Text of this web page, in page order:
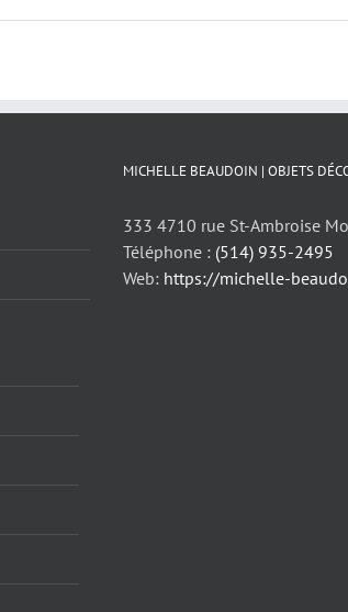
MICHELLE BEAUDOIN | OBJETS
333 4710 rue St-Ambroise
Téléphone : (514) 935-2495
Web: https://michelle-